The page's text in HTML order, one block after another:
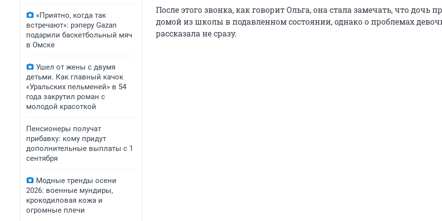
«Приятно, когда так
встречают»: рэперу Gazan
подарили баскетбольный мяч
в Омске
Ушел от жены с двумя
детьми. Как главный качок
«Уральских пельменей» в 54
года закрутил роман с
молодой красоткой
Пенсионеры получат
прибавку: кому придут
дополнительные выплаты с 1
сентября
Модные тренды осени
2026: военные мундиры,
крокодиловая кожа и
огромные плечи
После этого звонка, как говорит Ольга, она стала замечать, что дочь
домой из школы в подавленном состоянии, однако о проблемах
рассказала не сразу.